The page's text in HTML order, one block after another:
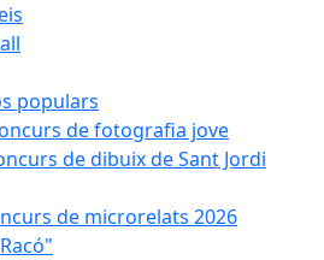
populars
de fotografia jove
de dibuix de Sant Jordi
de microrelats 2026